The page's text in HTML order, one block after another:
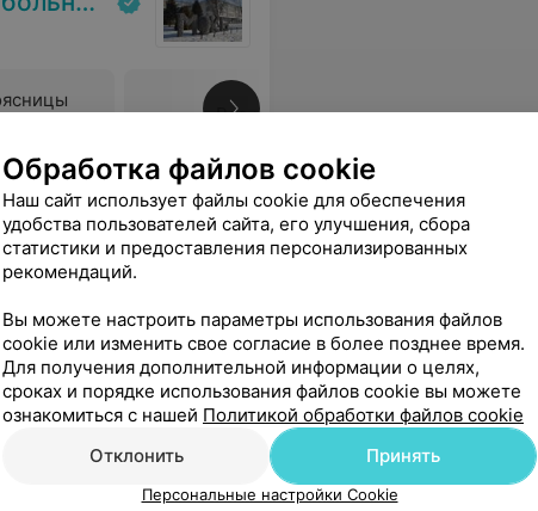
Все цены
- желают попасть на приём к Александру Владимировичу, уже без особого страха, так как есть мой наглядный пример. Спасибо вам огромное за сложную операцию и за то что вы сделали своими руками после наших врачей Благодарю желаю чтобы всё исполнилось и хороших вам поциентов!!! Еще
Все цены
Обработка файлов cookie
Наш сайт использует файлы cookie для обеспечения
удобства пользователей сайта, его улучшения, сбора
статистики и предоставления персонализированных
рекомендаций.
Вы можете настроить параметры использования файлов
cookie или изменить свое согласие в более позднее время.
Для получения дополнительной информации о целях,
сроках и порядке использования файлов cookie вы можете
ознакомиться с нашей Политикой обработки файлов cookie
Отклонить
Принять
Персональные настройки Cookie